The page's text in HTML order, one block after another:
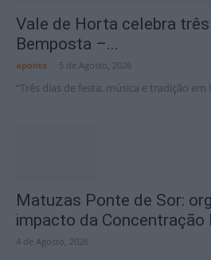
Vale de Horta celebra
Bemposta –...
aponte 5 de Agosto, 2026
“Três dias de festa, música e tradição em
Matuzas Ponte de Sor:
impacto da
4 de Agosto, 2026